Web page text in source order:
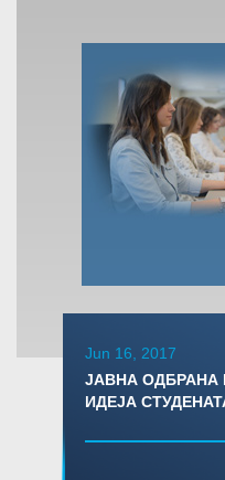
Jun 16, 2017
ЈАВНА ОДБРАНА
ИДЕЈА